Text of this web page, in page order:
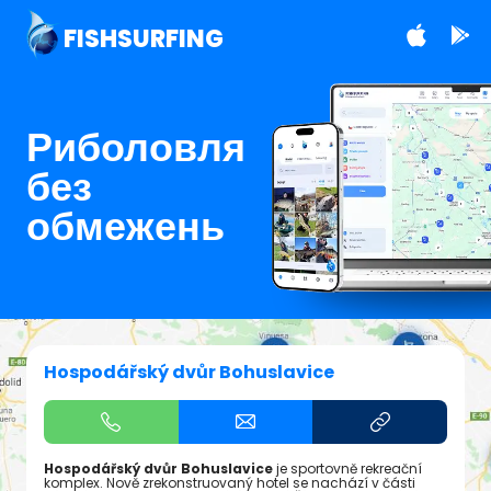
FISHSURFING
Риболовля
без
обмежень
Hospodářský dvůr Bohuslavice
Hospodářský dvůr Bohuslaviceje sportovně rekreační
komplex. Nově zrekonstruovaný hotel se nachází v části